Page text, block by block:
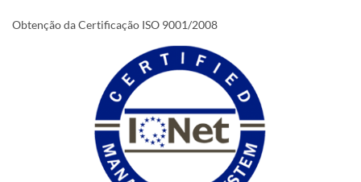
Obtenção da Certificação ISO 9001/2008